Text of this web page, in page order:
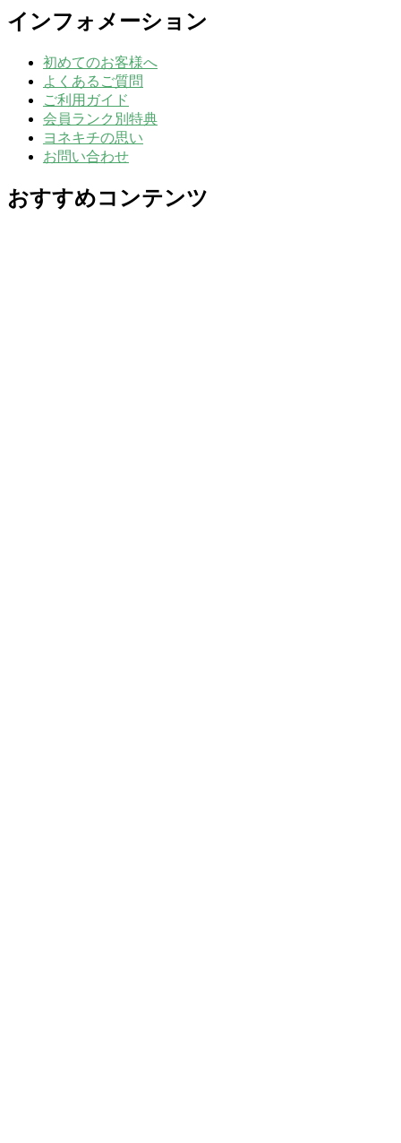
インフォメーション
初めてのお客様へ
よくあるご質問
ご利用ガイド
会員ランク別特典
ヨネキチの思い
お問い合わせ
おすすめコンテンツ